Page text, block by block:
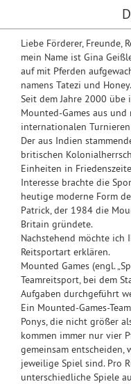
Liebe Förderer, Freunde,
mein Name ist Gina
auf mit Pferden
namens Tatezi und Honey.
Seit dem Jahre 2000
Mounted-Games aus
internationalen
Der aus Indien
britischen
Einheiten in
Interesse brachte die
heutige moderne Form
Patrick, der 1984 die
Britain gründete.
Nachstehend möchte ich
Reitsportart erklären.
Mounted Games (engl.
Teamreitsport, bei dem
Aufgaben durchgeführt
Ein Mounted-Games-
Ponys, die nicht größer
kommen immer nur vier
gemeinsam entscheiden,
jeweilige Spiel sind. Pro
unterschiedliche Spiele